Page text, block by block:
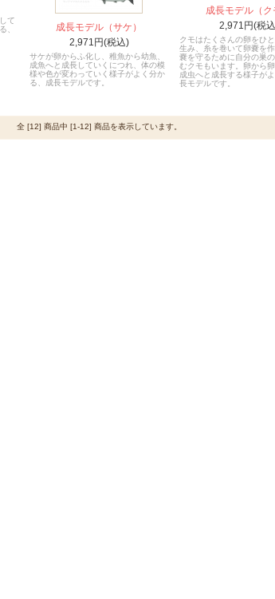
て
、
成長モデル（サケ）
2,971円(税込)
サケが卵からふ化し、稚魚から幼魚、
成魚へと成長していくにつれ、体の模
様や色が変わっていく様子がよく分か
る、成長モデルです。
成長モデル（ク
2,971円(税
クモはたくさんの卵をひ
生み、糸を巻いて卵嚢を
嚢を守るために自分の巣
むクモもいます。卵から卵
成虫へと成長する様子が
長モデルです。
全 [12] 商品中 [1-12] 商品を表示しています。